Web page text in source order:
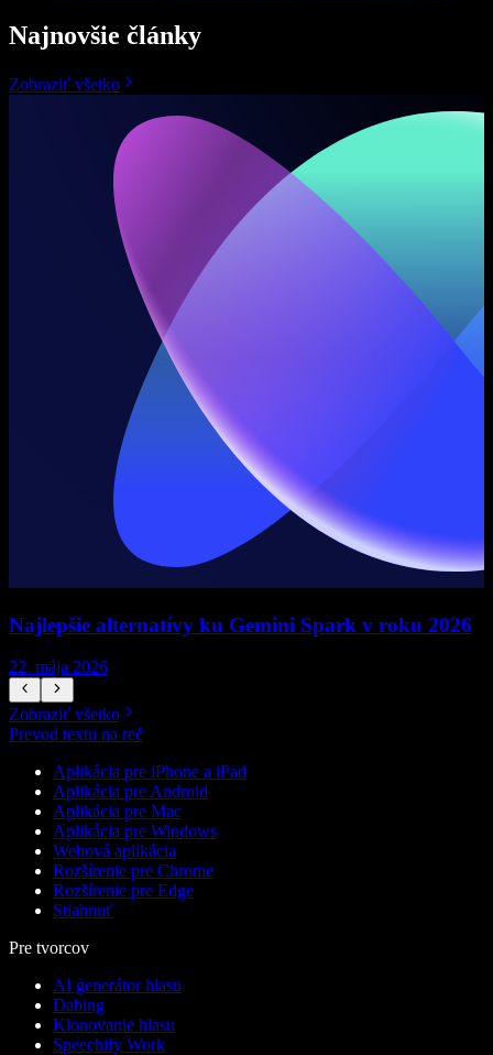
Najnovšie články
Zobraziť všetko
Najlepšie alternatívy ku Gemini Spark v roku 2026
22. mája 2026
Zobraziť všetko
Prevod textu na reč
Aplikácia pre iPhone a iPad
Aplikácia pre Android
Aplikácia pre Mac
Aplikácia pre Windows
Webová aplikácia
Rozšírenie pre Chrome
Rozšírenie pre Edge
Stiahnuť
Pre tvorcov
AI generátor hlasu
Dabing
Klonovanie hlasu
Speechify Work